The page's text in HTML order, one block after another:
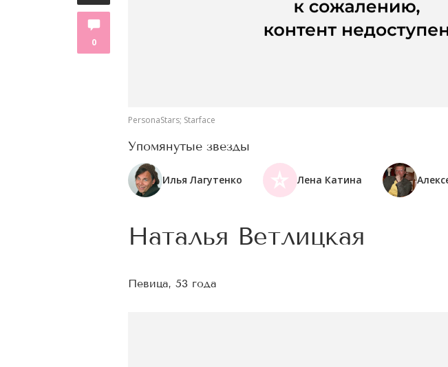
0
PersonaStars; Starface
Упомянутые звезды
Илья Лагутенко Лена Катина
Наталья Ветлицкая
Певица, 53 года